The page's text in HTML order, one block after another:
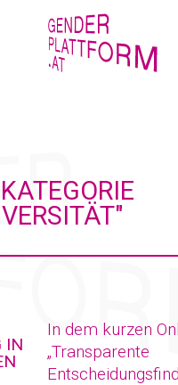
IN
In dem kurzen
„Transparente